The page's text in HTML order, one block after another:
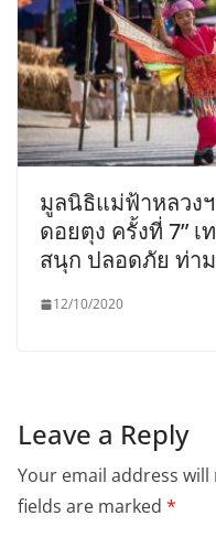
มูลนิธิแม่ฟ้าหลวง
ดอยตุง ครั้งที่ 7”
สนุก ปลอดภัย ท่า
12/10/2020
Leave a Reply
Your email address
fields are marked *